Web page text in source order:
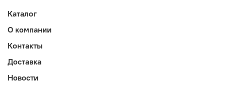
Каталог
О компании
Контакты
Доставка
Новости